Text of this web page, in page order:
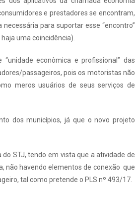
e prestadores se encontram,
para suportar esse “encontro”
uma coincidência).
econômica e profissional” das
passageiros, pois os motoristas não
meros usuários de seus serviços de
dos municípios, já que o novo projeto
STJ, tendo em vista que a atividade de
não havendo elementos de conexão que
tal como pretende o PLS nº 493/17.